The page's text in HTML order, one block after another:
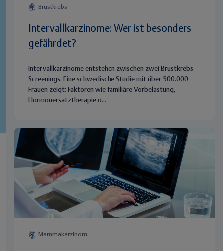
Brustkrebs
Intervallkarzinome: Wer ist besonders
gefährdet?
Intervallkarzinome entstehen zwischen zwei Brustkrebs-
Screenings. Eine schwedische Studie mit über 500.000
Frauen zeigt: Faktoren wie familiäre Vorbelastung,
Hormonersatztherapie o...
Mammakarzinom: